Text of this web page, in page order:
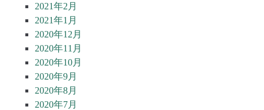
2021年2月
2021年1月
2020年12月
2020年11月
2020年10月
2020年9月
2020年8月
2020年7月